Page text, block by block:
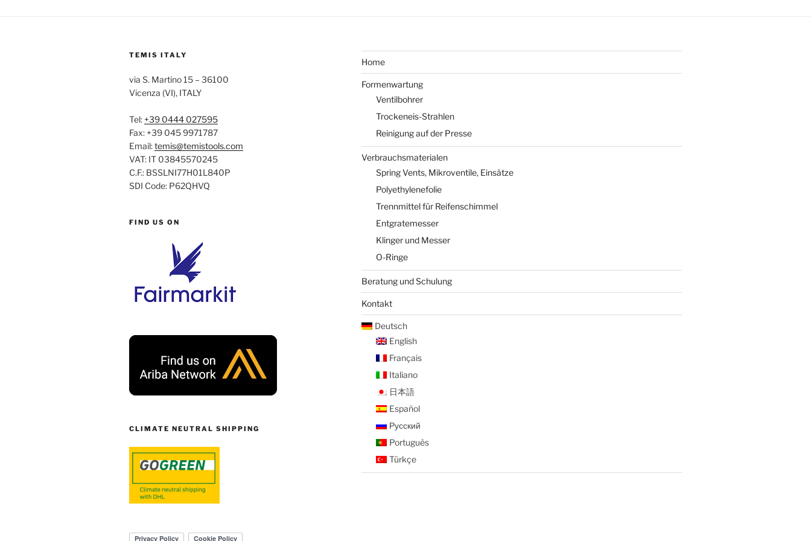
TEMIS ITALY
via S. Martino 15 – 36100
Vicenza (VI), ITALY
Tel: +39 0444 027595
Fax: +39 045 9971787
Email:temis@temistools.com
VAT: IT 03845570245
C.F.: BSSLNI77H01L840P
SDI Code: P62QHVQ
FIND US ON
CLIMATE NEUTRAL SHIPPING
Home
Formenwartung
Ventilbohrer
Trockeneis-Strahlen
Reinigung auf der Presse
Verbrauchsmaterialen
Spring Vents, Mikroventile, Einsätze
Polyethylenefolie
Trennmittel für Reifenschimmel
Entgratemesser
Klinger und Messer
O-Ringe
Beratung und Schulung
Kontakt
Deutsch
English
Français
Italiano
日本語
Español
Русский
Português
Türkçe